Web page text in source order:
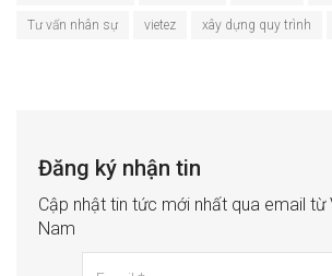
Tư vấn nhân sự vietez xây dựng quy trình
Đăng ký nhận tin
Cập nhật tin tức mới nhất qua email từ
Nam